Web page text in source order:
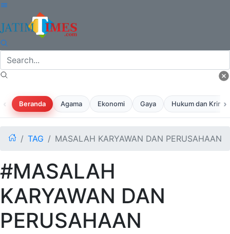
‹ Beranda Agama Ekonomi Gaya Hukum dan ›
TAG MASALAH KARYAWAN DAN PERUSAHAAN
#MASALAH
KARYAWAN DAN
PERUSAHAAN